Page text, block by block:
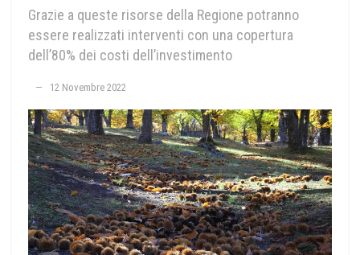
Grazie a queste risorse della Regione potranno
essere realizzati interventi con una copertura
dell’80% dei costi dell’investimento
12 Novembre 2022